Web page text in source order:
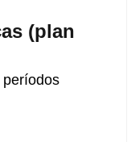
(plan
períodos